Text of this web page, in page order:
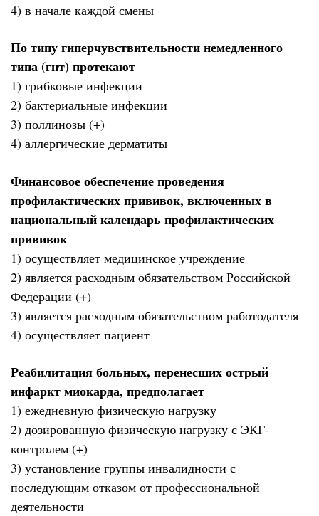
4) в начале каждой смены
По типу гиперчувствительности немедленного
типа (гнт) протекают
1) грибковые инфекции
2) бактериальные инфекции
3) поллинозы (+)
4) аллергические дерматиты
Финансовое обеспечение проведения
профилактических прививок, включенных в
национальный календарь профилактических
прививок
1) осуществляет медицинское учреждение
2) является расходным обязательством Российской
Федерации (+)
3) является расходным обязательством работодателя
4) осуществляет пациент
Реабилитация больных, перенесших острый
инфаркт миокарда, предполагает
1) ежедневную физическую нагрузку
2) дозированную физическую нагрузку с ЭКГ-
контролем (+)
3) установление группы инвалидности с
последующим отказом от профессиональной
деятельности